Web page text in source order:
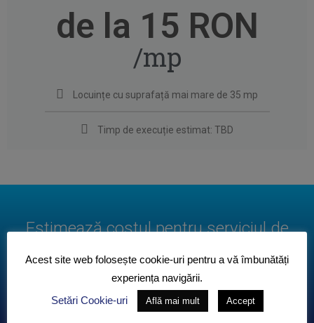
de la 15 RON
/mp
Locuințe cu suprafață mai mare de 35 mp
Timp de execuție estimat: TBD
Estimează costul pentru serviciul de
estimare costuri
Acest site web folosește cookie-uri pentru a vă îmbunătăți
experiența navigării.
Setări Cookie-uri
Află mai mult Accept